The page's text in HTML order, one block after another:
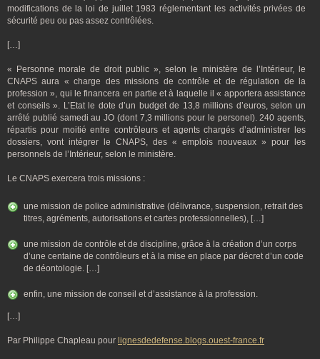
modifications de la loi de juillet 1983 réglementant les activités privées de
sécurité peu ou pas assez contrôlées.
[…]
« Personne morale de droit public », selon le ministère de l’Intérieur, le
CNAPS aura « charge des missions de contrôle et de régulation de la
profession », qui le financera en partie et à laquelle il « apportera assistance
et conseils ». L’Etat le dote d’un budget de 13,8 millions d’euros, selon un
arrêté publié samedi au JO (dont 7,3 millions pour le personel). 240 agents,
répartis pour moitié entre contrôleurs et agents chargés d’administrer les
dossiers, vont intégrer le CNAPS, des « emplois nouveaux » pour les
personnels de l’Intérieur, selon le ministère.
Le CNAPS exercera trois missions :
une mission de police administrative (délivrance, suspension, retrait des
titres, agréments, autorisations et cartes professionnelles), […]
une mission de contrôle et de discipline, grâce à la création d’un corps
d’une centaine de contrôleurs et à la mise en place par décret d’un code
de déontologie. […]
enfin, une mission de conseil et d’assistance à la profession.
[…]
Par Philippe Chapleau pour lignesdedefense.blogs.ouest-france.fr